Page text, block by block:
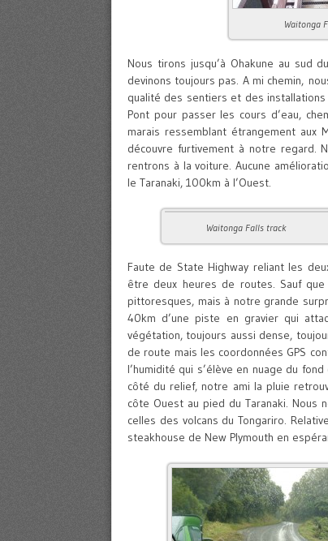
Waitonga
Nous tirons jusqu’à Ohakune au
devinons toujours pas. A mi chemin,
qualité des sentiers et des
Pont pour passer les cours d’eau,
marais ressemblant étrangement aux
découvre furtivement à notre regard.
rentrons à la voiture. Aucune
le Taranaki, 100km à l’Ouest.
Waitonga Falls track
Faute de State Highway reliant les
être deux heures de routes. Sauf
pittoresques, mais à notre grande
40km d’une piste en gravier qui
végétation, toujours aussi dense,
de route mais les coordonnées GPS
l’humidité qui s’élève en nuage du
côté du relief, notre ami la pluie
côte Ouest au pied du Taranaki. Nous
celles des volcans du Tongariro.
steakhouse de New Plymouth en